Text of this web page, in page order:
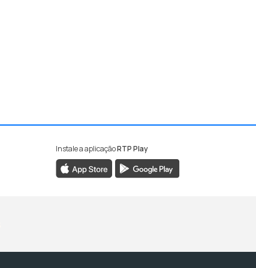
Instale a aplicaçãoRTP Play